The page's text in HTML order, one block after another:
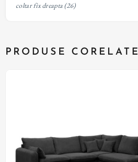
coltar fix dreapta (26)
PRODUSE CORELATE